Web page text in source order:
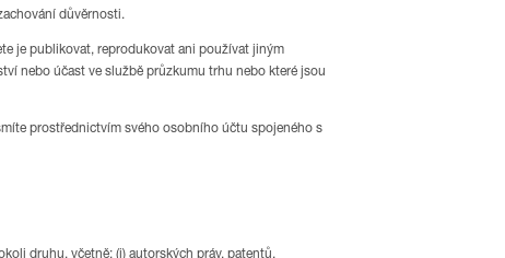
důvěrnosti.
je publikovat, reprodukovat ani používat jiným
nebo účast ve službě průzkumu trhu nebo které jsou
prostřednictvím svého osobního účtu spojeného s
druhu, včetně: (i) autorských práv, patentů,